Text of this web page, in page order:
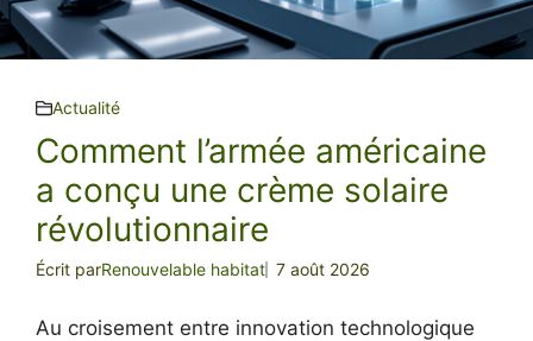
Actualité
Comment l’armée américaine
a conçu une crème solaire
révolutionnaire
Écrit parRenouvelable habitat 7 août 2026
Au croisement entre innovation technologique